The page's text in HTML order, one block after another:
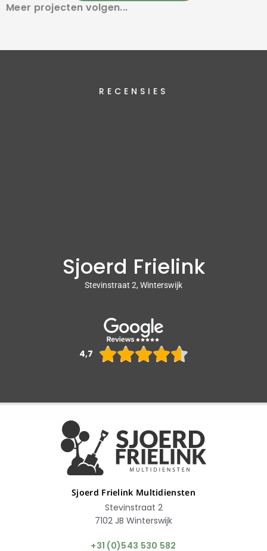
Meer projecten volgen...
RECENSIES
Sjoerd Frielink
Stevinstraat 2, Winterswijk
4,7 
Sjoerd Frielink Multidiensten
Stevinstraat 2
7102 JB Winterswijk
+31 (0)543 530 582